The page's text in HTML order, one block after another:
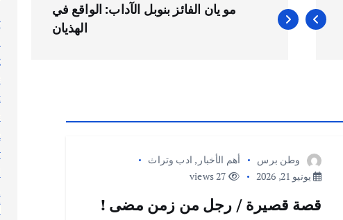
مو يان الفائز بنوبل الآداب: الواقع في
الهذيان
وطن برس أهم الأخبار , ادب وتراث
يونيو 21, 2026
قصة قصيرة / رجل من زمن مضى !